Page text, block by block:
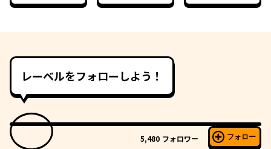
レーベルをフォローしよう！
5,480 フォロワー フォロー